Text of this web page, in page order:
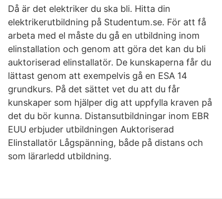
Då är det elektriker du ska bli. Hitta din
elektrikerutbildning på Studentum.se. För att få
arbeta med el måste du gå en utbildning inom
elinstallation och genom att göra det kan du bli
auktoriserad elinstallatör. De kunskaperna får du
lättast genom att exempelvis gå en ESA 14
grundkurs. På det sättet vet du att du får
kunskaper som hjälper dig att uppfylla kraven på
det du bör kunna. Distansutbildningar inom EBR
EUU erbjuder utbildningen Auktoriserad
Elinstallatör Lågspänning, både på distans och
som lärarledd utbildning.